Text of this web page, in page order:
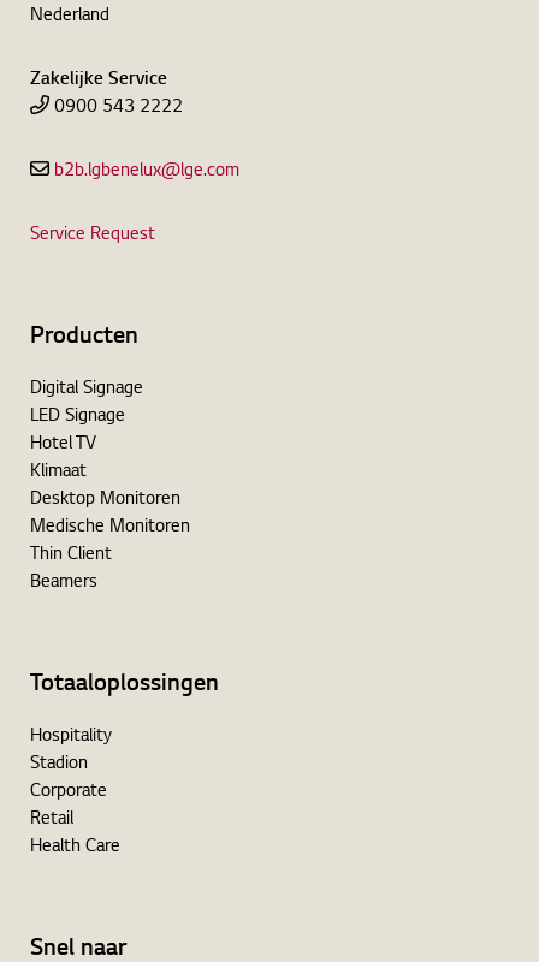
Nederland
Zakelijke Service
0900 543 2222
b2b.lgbenelux@lge.com
Service Request
Producten
Digital Signage
LED Signage
Hotel TV
Klimaat
Desktop Monitoren
Medische Monitoren
Thin Client
Beamers
Totaaloplossingen
Hospitality
Stadion
Corporate
Retail
Health Care
Snel naar